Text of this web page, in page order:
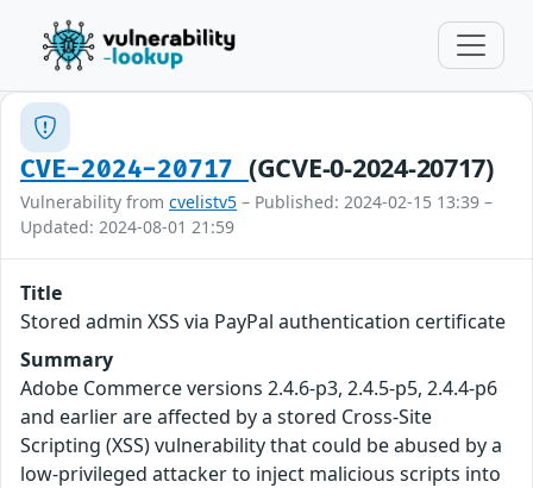
CVE-2024-20717 (GCVE-0-2024-20717)
Vulnerability from cvelistv5 – Published: 2024-02-15 13:39 –
Updated: 2024-08-01 21:59
Title
Stored admin XSS via PayPal authentication certificate
Summary
Adobe Commerce versions 2.4.6-p3, 2.4.5-p5, 2.4.4-p6
and earlier are affected by a stored Cross-Site
Scripting (XSS) vulnerability that could be abused by a
low-privileged attacker to inject malicious scripts into